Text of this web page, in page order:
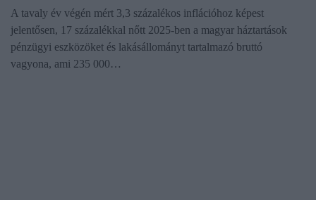
A tavaly év végén mért 3,3 százalékos inflációhoz képest
jelentősen, 17 százalékkal nőtt 2025-ben a magyar háztartások
pénzügyi eszközöket és lakásállományt tartalmazó bruttó
vagyona, ami 235 000…